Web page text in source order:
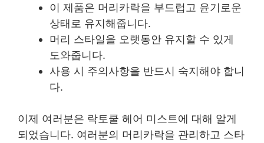
이 제품은 머리카락을 부드럽고 윤기로운
상태로 유지해줍니다.
머리 스타일을 오랫동안 유지할 수 있게
도와줍니다.
사용 시 주의사항을 반드시 숙지해야 합니
다.
이제 여러분은 락토쿨 헤어 미스트에 대해 알게
되었습니다. 여러분의 머리카락을 관리하고 스타